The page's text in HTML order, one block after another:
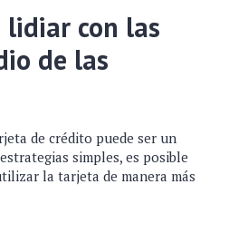
lidiar con las
de las
de crédito puede ser un
simples, es posible
la tarjeta de manera más